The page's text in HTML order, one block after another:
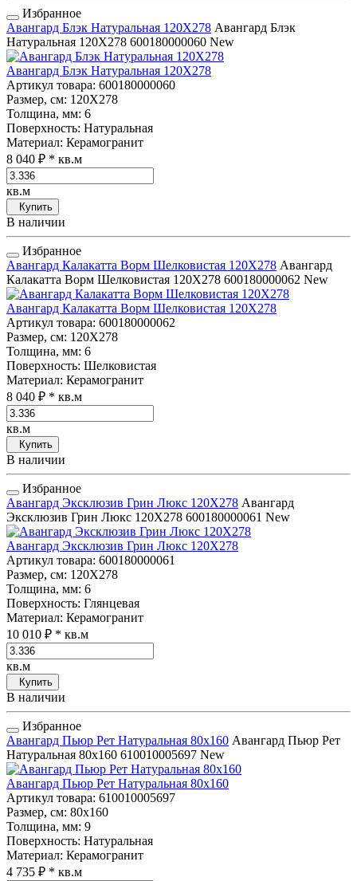
Избранное
Авангард Блэк Натуральная 120Х278 Авангард Блэк
Натуральная 120Х278 600180000060 New
Авангард Блэк Натуральная 120Х278
Артикул товара: 600180000060
Размер, см: 120Х278
Толщина, мм: 6
Поверхность: Натуральная
Материал: Керамогранит
8 040 ₽ * кв.м
кв.м
Купить
В наличии
Избранное
Авангард Калакатта Ворм Шелковистая 120Х278 Авангард
Калакатта Ворм Шелковистая 120Х278 600180000062 New
Авангард Калакатта Ворм Шелковистая 120Х278
Артикул товара: 600180000062
Размер, см: 120Х278
Толщина, мм: 6
Поверхность: Шелковистая
Материал: Керамогранит
8 040 ₽ * кв.м
кв.м
Купить
В наличии
Избранное
Авангард Эксклюзив Грин Люкс 120Х278 Авангард
Эксклюзив Грин Люкс 120Х278 600180000061 New
Авангард Эксклюзив Грин Люкс 120Х278
Артикул товара: 600180000061
Размер, см: 120Х278
Толщина, мм: 6
Поверхность: Глянцевая
Материал: Керамогранит
10 010 ₽ * кв.м
кв.м
Купить
В наличии
Избранное
Авангард Пьюр Рет Натуральная 80x160 Авангард Пьюр Рет
Натуральная 80x160 610010005697 New
Авангард Пьюр Рет Натуральная 80x160
Артикул товара: 610010005697
Размер, см: 80x160
Толщина, мм: 9
Поверхность: Натуральная
Материал: Керамогранит
4 735 ₽ * кв.м